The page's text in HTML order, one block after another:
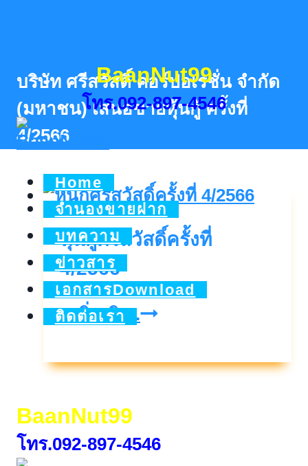
BaanNut99
โทร.092-897-4546
Home
จำนองขายฝาก
บทความ
ข่าวสาร
เอกสารDownload
ติดต่อเรา
BaanNut99
โทร.092-897-4546
บริษัท ศรีสวัสดิ์ คอร์ปอเรชั่น จำกัด
(มหาชน) เสนอขายหุ้นกู้ ครั้งที่
4/2566
หุ้นกู้ศรีสวัสดิ์ครั้งที่
4/2566
ดูเพิ่มเติม..หุ้น
ศรีสวัสดิ์
4/2566